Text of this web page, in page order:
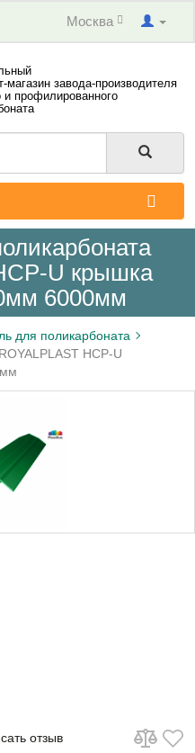
Москва
магазин завода-производителя
и профилированного
U крышка
6000мм
для поликарбоната
HCP-U
отзыв